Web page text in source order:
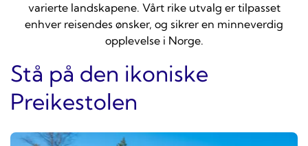
varierte landskapene. Vårt rike utvalg er tilpasset
enhver reisendes ønsker, og sikrer en minneverdig
opplevelse i Norge.
Stå på den ikoniske
Preikestolen